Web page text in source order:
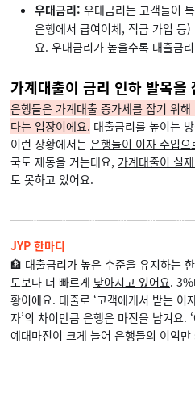
우대금리: 우대금리는 고객들이
은행에서 급여이체, 적금 가입 등
요. 우대금리가 높을수록 대출금
가계대출이 금리 인하 발목을
은행들은 가계대출 증가세를 잡기 위
다는 입장이에요. 대출금리를 높이는
이런 상황에서는 은행들이 이자 수입
국도 제동을 거는데요, 가계대출이 실
도 못하고 있어요.
JYP 한마디
🏦 대출금리가 높은 수준을 유지하는
도보다 더 빠르게 낮아지고 있어요.
황이에요. 대출로 ‘고객에게서 받는 이
자’의 차이만큼 은행은 마진을 남겨요.
예대마진이 크게 늘어 은행들의 이익만